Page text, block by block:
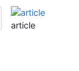
article